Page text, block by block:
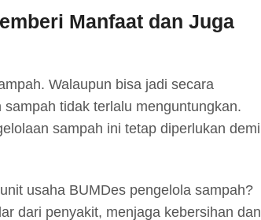
Manfaat dan Juga
Walaupun bisa jadi secara
tidak terlalu menguntungkan.
sampah ini tetap diperlukan demi
usaha BUMDes pengelola sampah?
dari penyakit, menjaga kebersihan dan